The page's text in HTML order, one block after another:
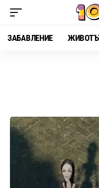
ЗАБАВЛЕНИЕ